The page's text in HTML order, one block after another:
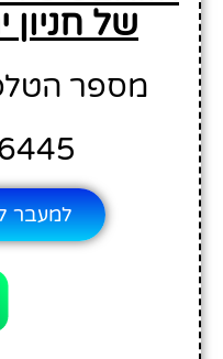
של חניון
מספר
למעבר